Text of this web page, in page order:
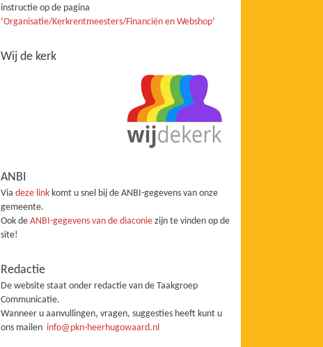
instructie op de pagina
‘Organisatie/Kerkrentmeesters/Financiën en Webshop’
Wij de kerk
ANBI
Viadeze link komt u snel bij de ANBI-gegevens van onze
gemeente.
Ook deANBI-gegevens van de diaconiezijn te vinden op de
site!
Redactie
De website staat onder redactie van de Taakgroep
Communicatie.
Wanneer u aanvullingen, vragen, suggesties heeft kunt u
ons mailen info@pkn-heerhugowaard.nl